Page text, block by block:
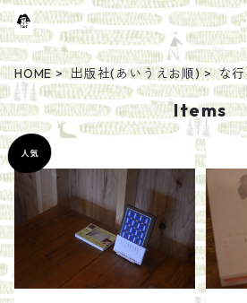
HOME 出版社(あいうえお順) な行
Items